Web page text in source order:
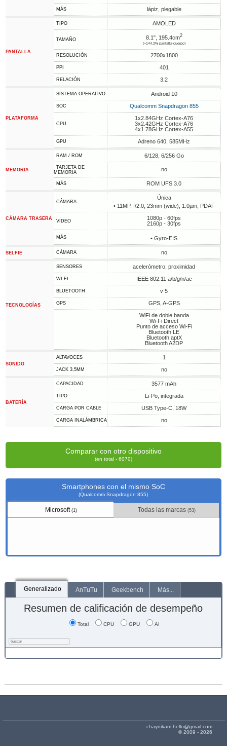
MÁS lápiz, plegable
PANTALLA
TIPO AMOLED
TAMAÑO 8.1", 195.4cm2
(~144.2% pantalla-cuerpo)
RESOLUCIÓN 2700x1800
PPI 401
RELACIÓN 3:2
PLATAFORMA
SISTEMA OPERATIVO Android 10
SOC Qualcomm Snapdragon 855
CPU
1x2.84GHz Cortex-A76
3x2.42GHz Cortex-A76
4x1.78GHz Cortex-A55
GPU Adreno 640, 585MHz
MEMORIA
RAM / ROM 6/128, 6/256 Go
TARJETA DE
MEMORIA
no
MÁS ROM UFS 3.0
CÁMARA TRASERA
CÁMARA
Única
• 11MP, f/2.0, 23mm (wide), 1.0µm, PDAF
VIDEO
1080p - 60fps
2160p - 30fps
MÁS • Gyro-EIS
SELFIE CÁMARA no
TECNOLOGÍAS
SENSORES acelerómetro, proximidad
WI-FI IEEE 802.11 a/b/g/n/ac
BLUETOOTH v 5
GPS
GPS, A-GPS
WiFi de doble banda
Wi-Fi Direct
Punto de acceso Wi-Fi
Bluetooth LE
Bluetooth aptX
Bluetooth A2DP
SONIDO
ALTAVOCES 1
JACK 3,5MM no
BATERÍA
CAPACIDAD 3577 mAh
TIPO Li-Po, integrada
CARGA POR CABLE USB Type-C, 18W
CARGA INALÁMBRICA no
Comparar con otro dispositivo
(en total - 6070)
Smartphones con el mismo SoC
(Qualcomm Snapdragon 855)
Microsoft (1) Todas las marcas (53)
Generalizado AnTuTu Geekbench Más...
Resumen de calificación de desempeño
Total CPU GPU AI
chaynikam.hello@gmail.com
© 2009 - 2026